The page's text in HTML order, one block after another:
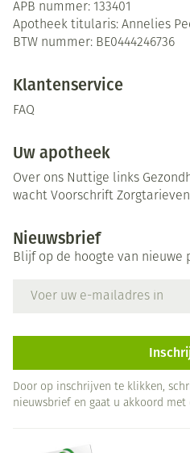
APB nummer: 133401
Apotheek titularis: Annelies
BTW nummer: BE0444246736
Klantenservice
FAQ
Uw apotheek
Over ons Nuttige links
wacht Voorschrift Zorgtarieven
Nieuwsbrief
Blijf op de hoogte van
Door op inschrijven te klikken,
nieuwsbrief en gaat u akkoord met